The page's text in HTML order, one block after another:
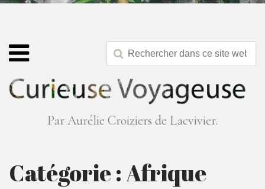
Par Aurélie Croiziers de Lacvivier.
Catégorie :Afrique